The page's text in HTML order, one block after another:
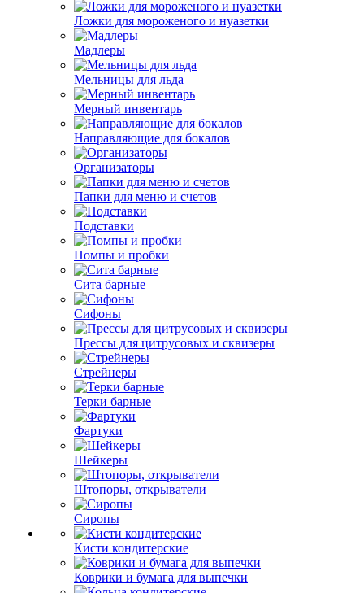
Ложки для мороженого и нуазетки
Мадлеры
Мельницы для льда
Мерный инвентарь
Направляющие для бокалов
Организаторы
Папки для меню и счетов
Подставки
Помпы и пробки
Сита барные
Сифоны
Прессы для цитрусовых и сквизеры
Стрейнеры
Терки барные
Фартуки
Шейкеры
Штопоры, открыватели
Сиропы
Кисти кондитерские
Коврики и бумага для выпечки